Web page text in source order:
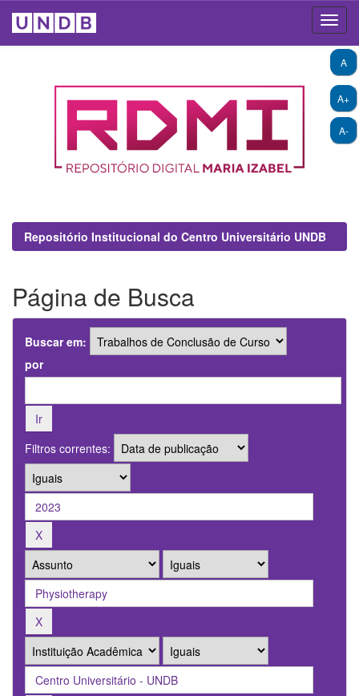
A+
A-
A
Repositório Institucional do Centro Universitário UNDB
Página de Busca
Buscar em:
por
Filtros correntes: